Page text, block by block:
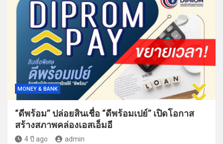
MONEY & BANK
“ดีพร้อม” ปล่อยสินเชื่อ “ดีพร้อมเปย์” เปิดโอกาส
สร้างสภาพคล่องเอสเอ็มอี
4 ปี ago admin